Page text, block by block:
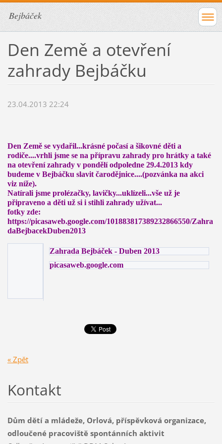
Bejbáček
Den Země a otevření
zahrady Bejbáčku
23.04.2013 22:24
Den Země se vydařil...krásné počasí a šikovné děti a
rodiče....vrhli jsme se na přípravu zahrady pro hrátky a také
na otevření zahrady v pondělí odpoledne 29.4.2013 kdy
budeme v Bejbáčku slavit čarodějnice....(pozvánka na akci
viz níže).
Natírali jsme prolézačky, lavičky...uklízeli...vše už je
připraveno a děti už si i stihli zahrady užívat...
fotky zde:
https://picasaweb.google.com/101883817389232866550/Zahra
daBejbacekDuben2013
Zahrada Bejbáček - Duben 2013
picasaweb.google.com
« Zpět
Kontakt
Dům dětí a mládeže, Orlová, příspěvková organizace,
odloučené pracoviště spontánních aktivit